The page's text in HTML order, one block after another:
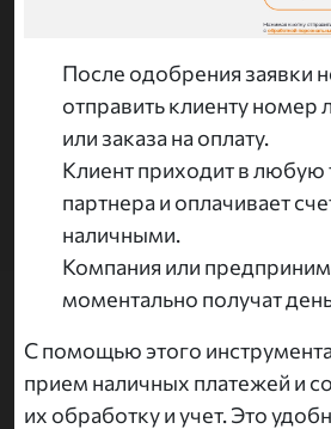
После одобрения заявки
отправить клиенту номер
или заказа на оплату.
Клиент приходит в любую
партнера и оплачивает
наличными.
Компания или
моментально получат
С помощью этого
прием наличных платежей и
их обработку и учет. Это